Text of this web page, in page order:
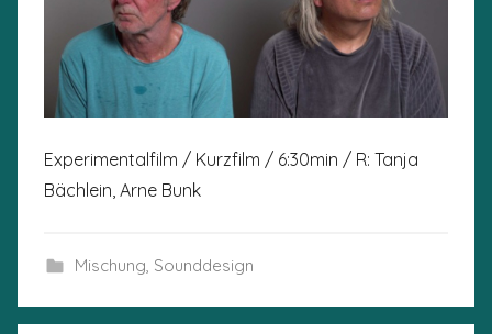
Experimentalfilm / Kurzfilm / 6:30min / R: Tanja
Bächlein, Arne Bunk
Mischung Sounddesign